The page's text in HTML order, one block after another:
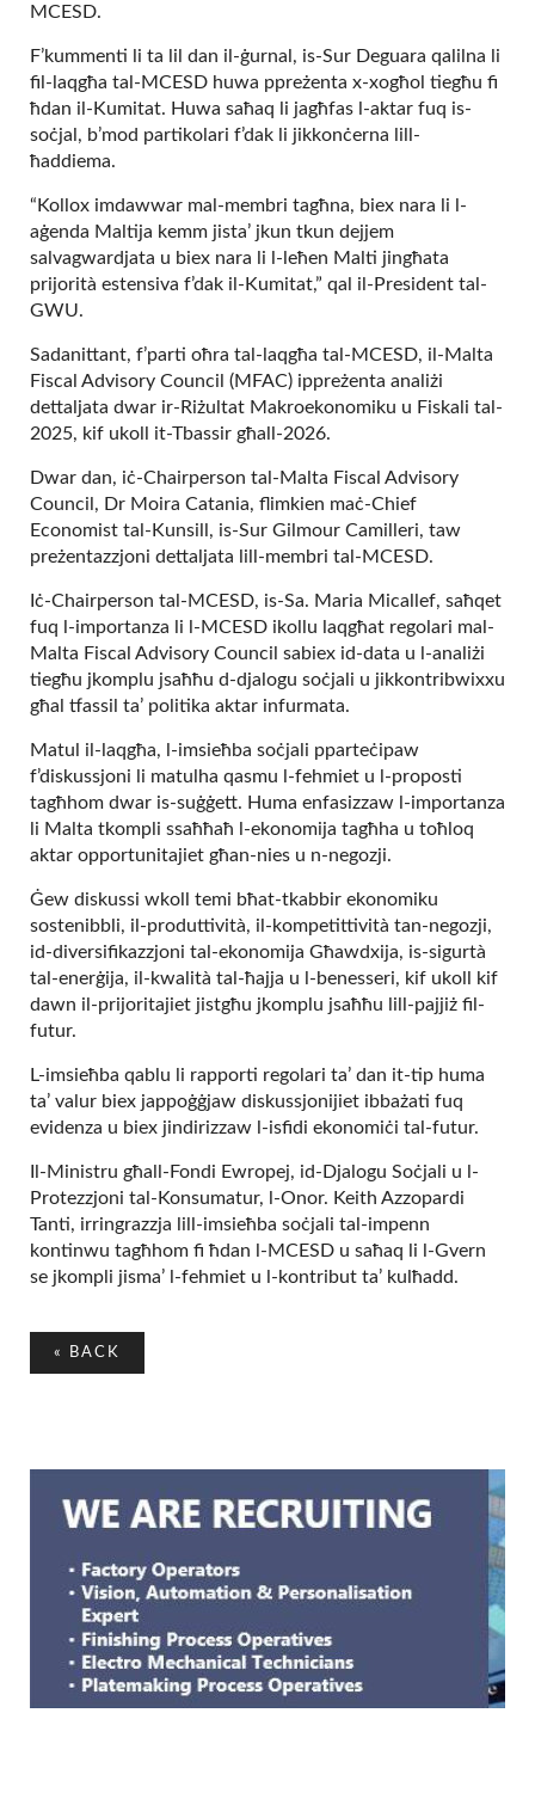
MCESD.
F’kummenti li ta lil dan il-ġurnal, is-Sur Deguara qalilna li
fil-laqgħa tal-MCESD huwa ppreżenta x-xogħol tiegħu fi
ħdan il-Kumitat. Huwa saħaq li jagħfas l-aktar fuq is-
soċjal, b’mod partikolari f’dak li jikkonċerna lill-
ħaddiema.
“Kollox imdawwar mal-membri tagħna, biex nara li l-
aġenda Maltija kemm jista’ jkun tkun dejjem
salvagwardjata u biex nara li l-leħen Malti jingħata
prijorità estensiva f’dak il-Kumitat,” qal il-President tal-
GWU.
Sadanittant, f’parti oħra tal-laqgħa tal-MCESD, il-Malta
Fiscal Advisory Council (MFAC) ippreżenta analiżi
dettaljata dwar ir-Riżultat Makroekonomiku u Fiskali tal-
2025, kif ukoll it-Tbassir għall-2026.
Dwar dan, iċ-Chairperson tal-Malta Fiscal Advisory
Council, Dr Moira Catania, flimkien maċ-Chief
Economist tal-Kunsill, is-Sur Gilmour Camilleri, taw
preżentazzjoni dettaljata lill-membri tal-MCESD.
Iċ-Chairperson tal-MCESD, is-Sa. Maria Micallef, saħqet
fuq l-importanza li l-MCESD ikollu laqgħat regolari mal-
Malta Fiscal Advisory Council sabiex id-data u l-analiżi
tiegħu jkomplu jsaħħu d-djalogu soċjali u jikkontribwixxu
għal tfassil ta’ politika aktar infurmata.
Matul il-laqgħa, l-imsieħba soċjali pparteċipaw
f’diskussjoni li matulha qasmu l-fehmiet u l-proposti
tagħhom dwar is-suġġett. Huma enfasizzaw l-importanza
li Malta tkompli ssaħħaħ l-ekonomija tagħha u toħloq
aktar opportunitajiet għan-nies u n-negozji.
Ġew diskussi wkoll temi bħat-tkabbir ekonomiku
sostenibbli, il-produttività, il-kompetittività tan-negozji,
id-diversifikazzjoni tal-ekonomija Għawdxija, is-sigurtà
tal-enerġija, il-kwalità tal-ħajja u l-benesseri, kif ukoll kif
dawn il-prijoritajiet jistgħu jkomplu jsaħħu lill-pajjiż fil-
futur.
L-imsieħba qablu li rapporti regolari ta’ dan it-tip huma
ta’ valur biex jappoġġjaw diskussjonijiet ibbażati fuq
evidenza u biex jindirizzaw l-isfidi ekonomiċi tal-futur.
Il-Ministru għall-Fondi Ewropej, id-Djalogu Soċjali u l-
Protezzjoni tal-Konsumatur, l-Onor. Keith Azzopardi
Tanti, irringrazzja lill-imsieħba soċjali tal-impenn
kontinwu tagħhom fi ħdan l-MCESD u saħaq li l-Gvern
se jkompli jisma’ l-fehmiet u l-kontribut ta’ kulħadd.
« BACK